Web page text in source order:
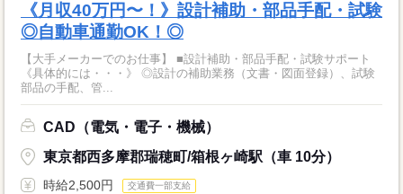
《月収40万円〜！》設計補助・部品手配・試験
◎自動車通勤OK！◎
【大手メーカーでのお仕事】 ■設計補助・部品手配・試験サポート
《具体的には・・・》 ◎設計の補助業務（文書・図面登録）、試験
部品の手配、管...
CAD（電気・電子・機械）
東京都西多摩郡瑞穂町/箱根ヶ崎駅（車 10分）
時給2,500円 交通費一部支給